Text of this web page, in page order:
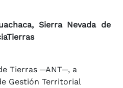
Sierra Nevada de
Tierras ─ANT─, a
Gestión Territorial